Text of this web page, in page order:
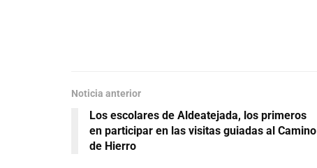
Noticia anterior
Los escolares de Aldeatejada, los primeros
en participar en las visitas guiadas al Camino
de Hierro